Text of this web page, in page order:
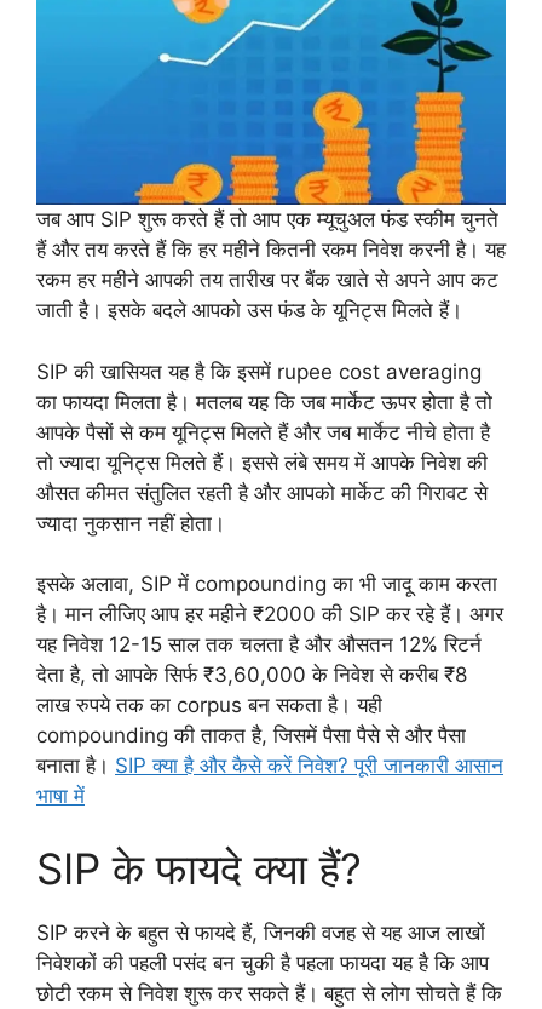
जब आप SIP शुरू करते हैं तो आप एक म्यूचुअल फंड स्कीम चुनते
हैं और तय करते हैं कि हर महीने कितनी रकम निवेश करनी है। यह
रकम हर महीने आपकी तय तारीख पर बैंक खाते से अपने आप कट
जाती है। इसके बदले आपको उस फंड के यूनिट्स मिलते हैं।
SIP की खासियत यह है कि इसमें rupee cost averaging
का फायदा मिलता है। मतलब यह कि जब मार्केट ऊपर होता है तो
आपके पैसों से कम यूनिट्स मिलते हैं और जब मार्केट नीचे होता है
तो ज्यादा यूनिट्स मिलते हैं। इससे लंबे समय में आपके निवेश की
औसत कीमत संतुलित रहती है और आपको मार्केट की गिरावट से
ज्यादा नुकसान नहीं होता।
इसके अलावा, SIP में compounding का भी जादू काम करता
है। मान लीजिए आप हर महीने ₹2000 की SIP कर रहे हैं। अगर
यह निवेश 12-15 साल तक चलता है और औसतन 12% रिटर्न
देता है, तो आपके सिर्फ ₹3,60,000 के निवेश से करीब ₹8
लाख रुपये तक का corpus बन सकता है। यही
compounding की ताकत है, जिसमें पैसा पैसे से और पैसा
बनाता है। SIP क्या है और कैसे करें निवेश? पूरी जानकारी आसान
भाषा में
SIP के फायदे क्या हैं?
SIP करने के बहुत से फायदे हैं, जिनकी वजह से यह आज लाखों
निवेशकों की पहली पसंद बन चुकी है पहला फायदा यह है कि आप
छोटी रकम से निवेश शुरू कर सकते हैं। बहुत से लोग सोचते हैं कि